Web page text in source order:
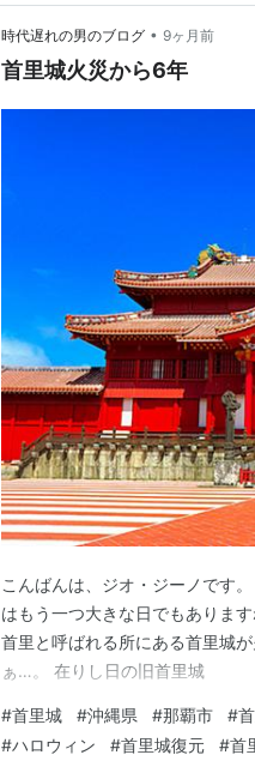
時代遅れの男のブログ • 9ヶ月前
首里城火災から6年
こんばんは、ジオ・ジーノです
はもう一つ大きな日でもありま
首里と呼ばれる所にある首里城
ぁ…。 在りし日の旧首里城
#首里城 #沖縄県 #那覇市 #
#ハロウィン #首里城復元 #首